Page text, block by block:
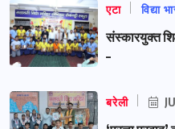
एटा विद्या
संस्कारयुक्त
–
बरेली